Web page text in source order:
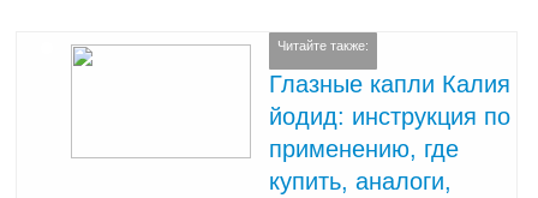
Читайте также:
Глазные капли Калия
йодид: инструкция по
применению, где
купить, аналоги,